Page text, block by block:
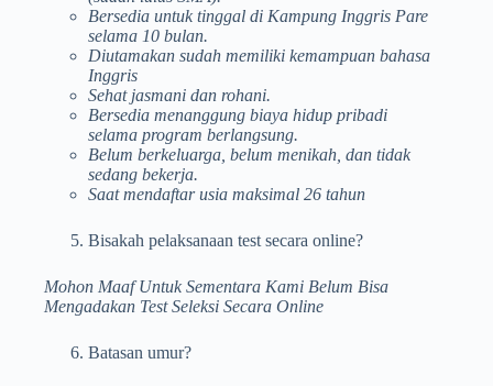
Bersedia untuk tinggal di Kampung Inggris Pare
selama 10 bulan.
Diutamakan sudah memiliki kemampuan bahasa
Inggris
Sehat jasmani dan rohani.
Bersedia menanggung biaya hidup pribadi
selama program berlangsung.
Belum berkeluarga, belum menikah, dan tidak
sedang bekerja.
Saat mendaftar usia maksimal 26 tahun
Bisakah pelaksanaan test secara online?
Mohon Maaf Untuk Sementara Kami Belum Bisa
Mengadakan Test Seleksi Secara Online
Batasan umur?